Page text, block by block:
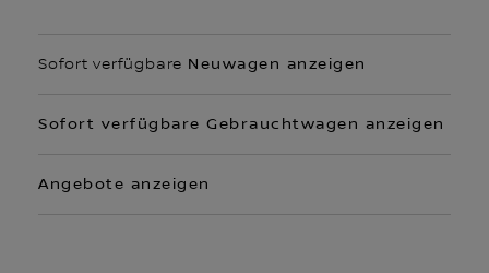
Sofort verfügbare Neuwagen anzeigen
Sofort verfügbare Gebrauchtwagen anzeigen
Angebote anzeigen